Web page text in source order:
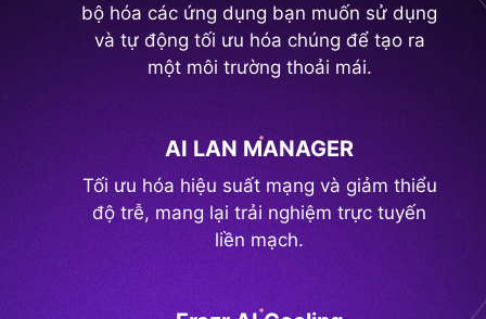
bộ hóa các ứng dụng bạn muốn sử dụng
và tự động tối ưu hóa chúng để tạo ra
một môi trường thoải mái.
AI LAN MANAGER
Tối ưu hóa hiệu suất mạng và giảm thiểu
độ trễ, mang lại trải nghiệm trực tuyến
liền mạch.